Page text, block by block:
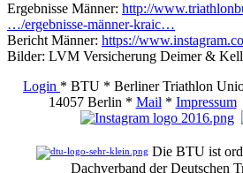
Ergebnisse Männer: http://
…/ergebnisse-männer-kraic…
Bericht Männer: https://
Bilder: LVM Versicherung Deimer &
Login * BTU * Berliner Triathlon
14057 Berlin * Mail* Impressum
Die BTU ist
Dachverband der Deutschen